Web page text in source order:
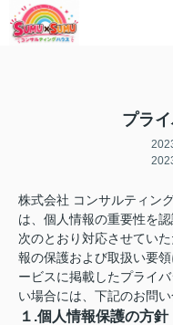
プラ
株式会社 コンサルティン
は、個人情報の重要性を
次のとおり対応させてい
報の保護および取扱い要
ービスに掲載したプライ
い場合には、下記のお問
１.個人情報保護の方針